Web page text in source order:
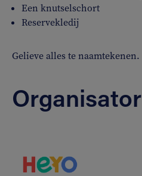
Een knutselschort
Reservekledij
Gelieve alles te naamtekenen.
Organisator